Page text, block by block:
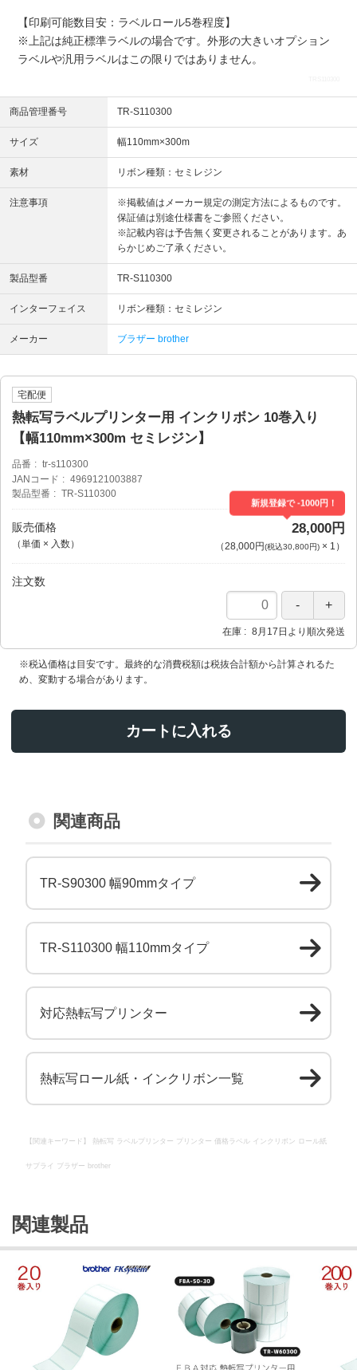
【印刷可能数目安：ラベルロール5巻程度】
※上記は純正標準ラベルの場合です。外形の大きいオプション
ラベルや汎用ラベルはこの限りではありません。
商品管理番号 TR-S110300
サイズ 幅110mm×300m
素材 リボン種類：セミレジン
注意事項
※掲載値はメーカー規定の測定方法によるものです。
保証値は別途仕様書をご参照ください。
※記載内容は予告無く変更されることがあります。あ
らかじめご了承ください。
製品型番 TR-S110300
インターフェイス リボン種類：セミレジン
メーカー ブラザー brother
宅配便
熱転写ラベルプリンター用 インクリボン 10巻入り
【幅110mm×300m セミレジン】
品番
tr-s110300
JANコード
4969121003887
製品型番
TR-S110300
販売価格
（単価 × 入数）
新規登録で -1000円！
28,000円
（28,000円(税込30,800円)× 1 ）
注文数
在庫 8月17日より順次発送
※税込価格は目安です。最終的な消費税額は税抜合計額から計算されるた
め、変動する場合があります。
カートに入れる
関連商品
TR-S90300 幅90mmタイプ
TR-S110300 幅110mmタイプ
対応熱転写プリンター
熱転写ロール紙・インクリボン一覧
【関連キーワード】 熱転写 ラベルプリンター プリンター 価格ラベル インクリボン ロール紙
サプライ ブラザー brother
関連製品